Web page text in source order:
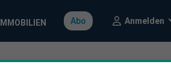
IMMOBILIEN Abo Anmelden